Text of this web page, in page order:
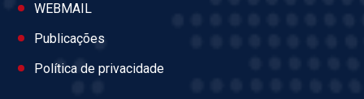
WEBMAIL
Publicações
Política de privacidade